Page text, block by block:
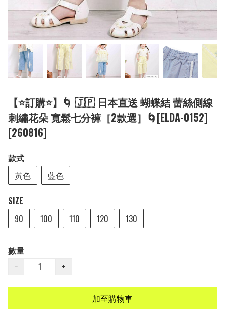
【⭐訂購⭐】🌀 🇯🇵 日本直送 蝴蝶結 蕾絲側線
刺繡花朵 寬鬆七分褲［2款選］🌀[ELDA-0152]
[260816]
款式
黃色
藍色
SIZE
90
100 110 120 130
數量
−
+
加至購物車